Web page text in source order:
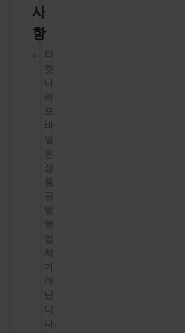
사
항
티
켓
나
라
모
바
일
은
상
품
권
발
행
업
체
가
아
닙
니
다.